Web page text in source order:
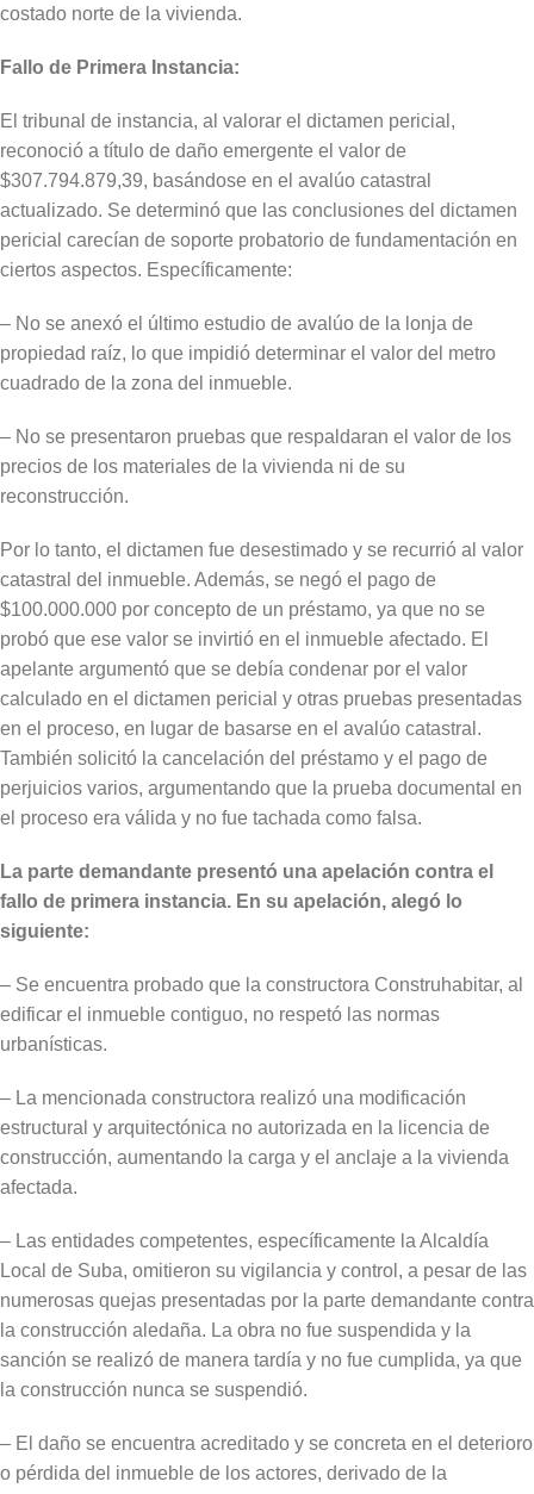
costado norte de la vivienda.
Fallo de Primera Instancia:
El tribunal de instancia, al valorar el dictamen pericial,
reconoció a título de daño emergente el valor de
$307.794.879,39, basándose en el avalúo catastral
actualizado. Se determinó que las conclusiones del dictamen
pericial carecían de soporte probatorio de fundamentación en
ciertos aspectos. Específicamente:
– No se anexó el último estudio de avalúo de la lonja de
propiedad raíz, lo que impidió determinar el valor del metro
cuadrado de la zona del inmueble.
– No se presentaron pruebas que respaldaran el valor de los
precios de los materiales de la vivienda ni de su
reconstrucción.
Por lo tanto, el dictamen fue desestimado y se recurrió al valor
catastral del inmueble. Además, se negó el pago de
$100.000.000 por concepto de un préstamo, ya que no se
probó que ese valor se invirtió en el inmueble afectado. El
apelante argumentó que se debía condenar por el valor
calculado en el dictamen pericial y otras pruebas presentadas
en el proceso, en lugar de basarse en el avalúo catastral.
También solicitó la cancelación del préstamo y el pago de
perjuicios varios, argumentando que la prueba documental en
el proceso era válida y no fue tachada como falsa.
La parte demandante presentó una apelación contra el
fallo de primera instancia. En su apelación, alegó lo
siguiente:
– Se encuentra probado que la constructora Construhabitar, al
edificar el inmueble contiguo, no respetó las normas
urbanísticas.
– La mencionada constructora realizó una modificación
estructural y arquitectónica no autorizada en la licencia de
construcción, aumentando la carga y el anclaje a la vivienda
afectada.
– Las entidades competentes, específicamente la Alcaldía
Local de Suba, omitieron su vigilancia y control, a pesar de las
numerosas quejas presentadas por la parte demandante contra
la construcción aledaña. La obra no fue suspendida y la
sanción se realizó de manera tardía y no fue cumplida, ya que
la construcción nunca se suspendió.
– El daño se encuentra acreditado y se concreta en el deterioro
o pérdida del inmueble de los actores, derivado de la